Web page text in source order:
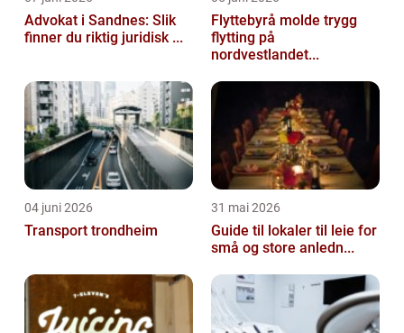
Advokat i Sandnes: Slik
finner du riktig juridisk ...
Flyttebyrå molde trygg
flytting på
nordvestlandet...
04 juni 2026
Transport trondheim
31 mai 2026
Guide til lokaler til leie for
små og store anledn...